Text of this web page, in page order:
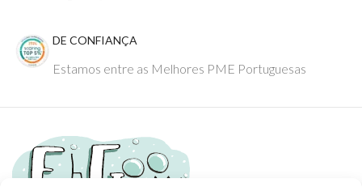
DE CONFIANÇA
Estamos entre as Melhores PME Portuguesas